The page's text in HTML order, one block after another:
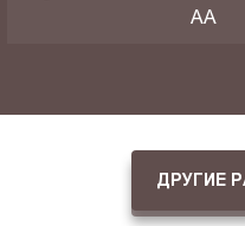
AA
ДРУГИЕ